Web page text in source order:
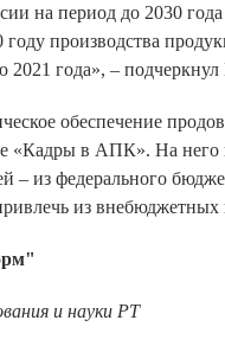
на период до 2030
году производства
2021 года», –
обеспечение
«Кадры в АПК». На него
– из федерального
из внебюджетных
и науки РТ